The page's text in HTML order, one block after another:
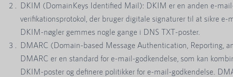
DKIM (DomainKeys Identified Mail): DKIM er en anden e-
verifikationsprotokol, der bruger digitale signaturer til at sikre e-
DKIM-nøgler gemmes nogle gange i DNS TXT-poster.
DMARC (Domain-based Message Authentication, Reporting,
DMARC er en standard for e-mail-godkendelse, som kan
DKIM-poster og definere politikker for e-mail-godkendelse.